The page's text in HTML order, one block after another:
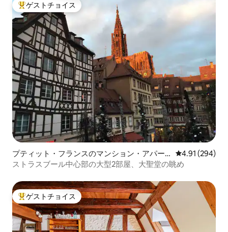
大好評のゲストチョイスです。
ゲストチョイス
プティット・フランスのマンション・アパー
ト
レビュー294
4.91 (294)
ストラスブール中心部の大型2部屋、大聖堂の眺め
大好評のゲストチョイスです。
ゲストチョイス